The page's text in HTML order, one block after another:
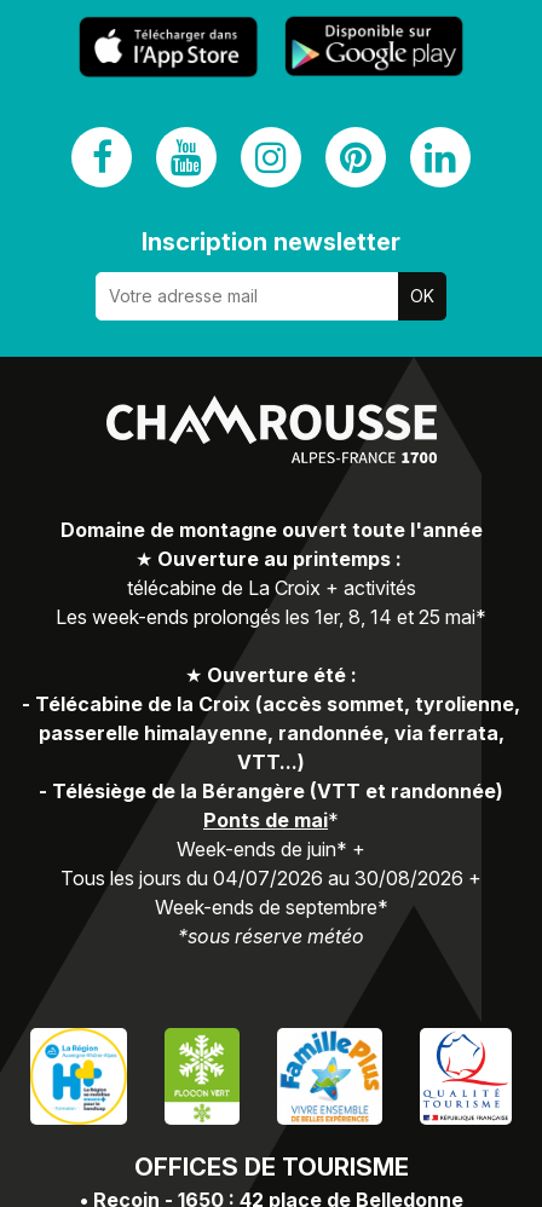
Inscription newsletter
OFFICES DE TOURISME
• Recoin - 1650 : 42 place de Belledonne
Domaine de montagne ouvert toute l'année
★ Ouverture au printemps :
télécabine de La Croix + activités
Les week-ends prolongés les 1er, 8, 14 et 25 mai*
★ Ouverture été :
- Télécabine de la Croix (accès sommet, tyrolienne,
passerelle himalayenne, randonnée, via ferrata,
VTT...)
- Télésiège de la Bérangère (VTT et randonnée)
Ponts de mai*
Week-ends de juin* +
Tous les jours du 04/07/2026 au 30/08/2026 +
Week-ends de septembre*
*sous réserve météo